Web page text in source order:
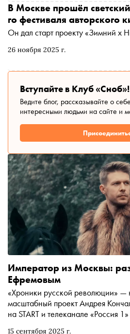
Катя Загвоздкина посмотрела
и подробнее рассказывает про
фильмы «Зимнего»
26 ноября 2025 г.
В Москве прошёл
го фестиваля авторского
Он дал старт проекту «Зимний х
Вступайте в Клуб «Сноб»!
Ведите блог, рассказывайте о
интересными людьми на сайте и
15 сентября 2025 г.
Император из Москвы:
Ефремовым
«Хроники русской революции» —
масштабный проект Андрея
на START и телеканале «Россия